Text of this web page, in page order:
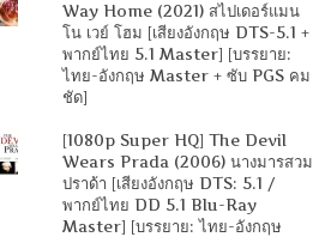
Way Home (2021) สไปเดอร์แมน
โน เวย์ โฮม [เสียงอังกฤษ DTS-5.1 +
พากย์ไทย 5.1 Master] [บรรยาย:
ไทย-อังกฤษ Master + ซับ PGS คม
ชัด]
[1080p Super HQ] The Devil
Wears Prada (2006) นางมารสวม
ปราด้า [เสียงอังกฤษ DTS: 5.1 /
พากย์ไทย DD 5.1 Blu-Ray
Master] [บรรยาย: ไทย-อังกฤษ